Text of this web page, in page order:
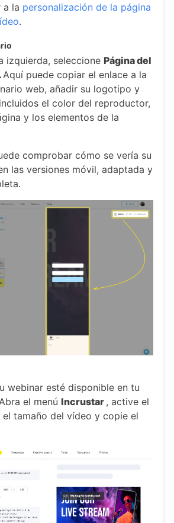
a la personalización de la página
.
izquierda, seleccione Página del
Aquí puede copiar el enlace a la
web, añadir su logotipo y
el color del reproductor,
y los elementos de la
comprobar cómo se vería su
las versiones móvil, adaptada y
webinar esté disponible en tu
el menú Incrustar , active el
tamaño del vídeo y copie el